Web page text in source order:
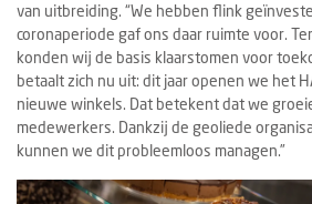
van uitbreiding. “We hebben flink
coronaperiode gaf ons daar ruimte voor.
konden wij de basis klaarstomen voor
betaalt zich nu uit: dit jaar openen we het
nieuwe winkels. Dat betekent dat we
medewerkers. Dankzij de geoliede
kunnen we dit probleemloos managen.”